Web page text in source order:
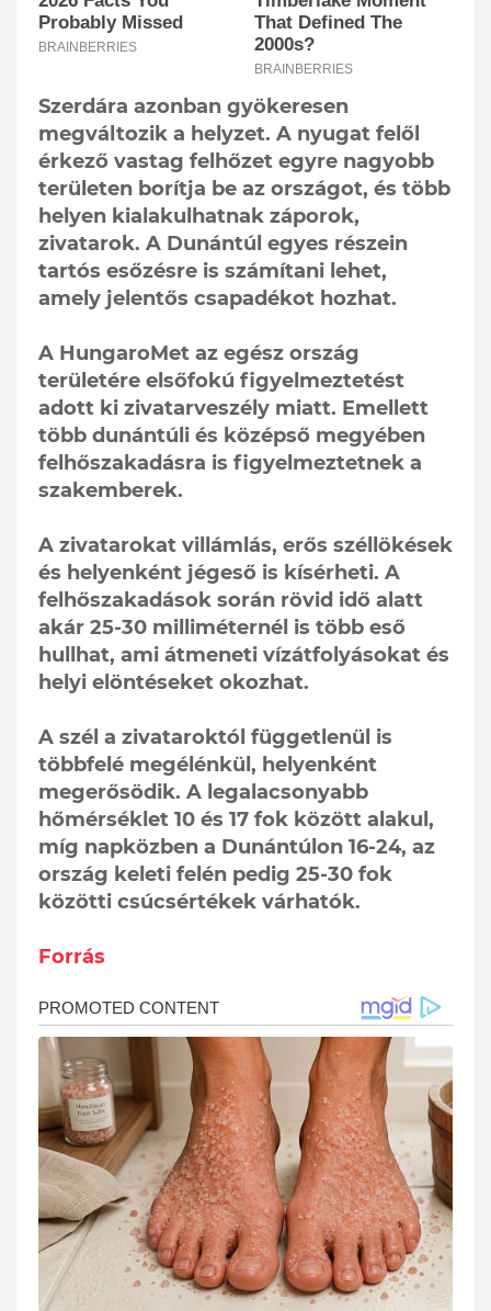
Szerdára azonban gyökeresen
megváltozik a helyzet. A nyugat felől
érkező vastag felhőzet egyre nagyobb
területen borítja be az országot, és több
helyen kialakulhatnak záporok,
zivatarok. A Dunántúl egyes részein
tartós esőzésre is számítani lehet,
amely jelentős csapadékot hozhat.
A HungaroMet az egész ország
területére elsőfokú figyelmeztetést
adott ki zivatarveszély miatt. Emellett
több dunántúli és középső megyében
felhőszakadásra is figyelmeztetnek a
szakemberek.
A zivatarokat villámlás, erős széllökések
és helyenként jégeső is kísérheti. A
felhőszakadások során rövid idő alatt
akár 25-30 milliméternél is több eső
hullhat, ami átmeneti vízátfolyásokat és
helyi elöntéseket okozhat.
A szél a zivataroktól függetlenül is
többfelé megélénkül, helyenként
megerősödik. A legalacsonyabb
hőmérséklet 10 és 17 fok között alakul,
míg napközben a Dunántúlon 16-24, az
ország keleti felén pedig 25-30 fok
közötti csúcsértékek várhatók.
Forrás